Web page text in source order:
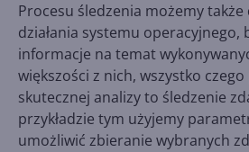
Procesu śledzenia możemy także
działania systemu operacyjnego,
informacje na temat
większości z nich, wszystko
skutecznej analizy to śledzenie
przykładzie tym użyjemy
umożliwić zbieranie wybranych